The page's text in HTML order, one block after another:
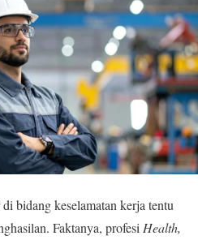
bidang keselamatan kerja tentu
Faktanya, profesi Health,